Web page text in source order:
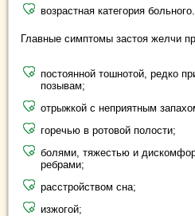
возрастная категория больного.
Главные симптомы застоя желчи
постоянной тошнотой, редко
позывам;
отрыжкой с неприятным
горечью в ротовой полости;
болями, тяжестью и
ребрами;
расстройством сна;
изжогой;